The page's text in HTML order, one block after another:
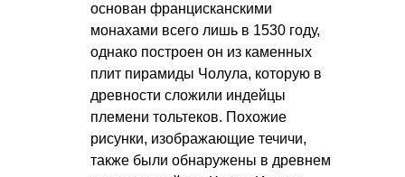
основан францисканскими
монахами всего лишь в 1530 году,
однако построен он из каменных
плит пирамиды Чолула, которую в
древности сложили индейцы
племени тольтеков. Похожие
рисунки, изображающие течичи,
также были обнаружены в древнем